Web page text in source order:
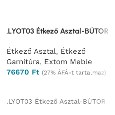
.LYOT03 Étkező Asztal-BÚTOR
Étkező Asztal, Étkező
Garnitúra, Extom Meble
76670 Ft (27% ÁFÁ-t tartalmaz)
.LYOT03 Étkező Asztal-BÚTOR